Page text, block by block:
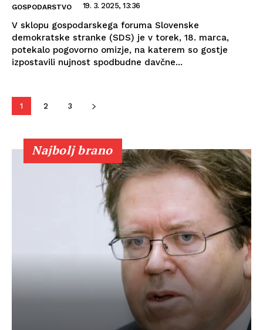
GOSPODARSTVO 19. 3. 2025, 13:36
V sklopu gospodarskega foruma Slovenske
demokratske stranke (SDS) je v torek, 18. marca,
potekalo pogovorno omizje, na katerem so gostje
izpostavili nujnost spodbudne davčne...
1 2 3
Najbolj brano